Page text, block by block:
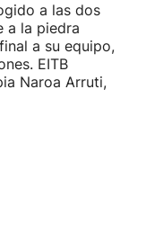
a las dos
a la piedra
a su equipo,
EITB
Naroa Arruti,